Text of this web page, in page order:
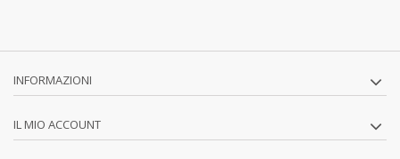
INFORMAZIONI
IL MIO ACCOUNT